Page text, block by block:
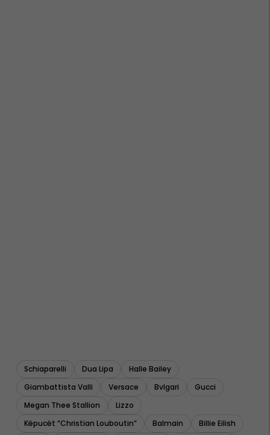
Schiaparelli Dua Lipa
Halle Bailey
Giambattista Valli
Versace Bvlgari
Gucci
Megan Thee Stallion
Lizzo
Këpucët “christian Louboutin”
Balmain
Billie Eilish